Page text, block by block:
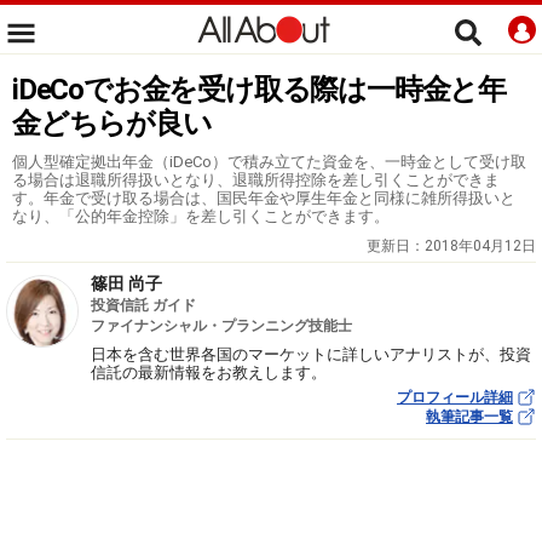
iDeCoでお金を受け取る際は一時金と年
金どちらが良い
個人型確定拠出年金（iDeCo）で積み立てた資金を、一時金として受け取
る場合は退職所得扱いとなり、退職所得控除を差し引くことができま
す。年金で受け取る場合は、国民年金や厚生年金と同様に雑所得扱いと
なり、「公的年金控除」を差し引くことができます。
更新日： 2018年04月12日
篠田 尚子
投資信託 ガイド
ファイナンシャル・プランニング技能士
日本を含む世界各国のマーケットに詳しいアナリストが、投資
信託の最新情報をお教えします。
プロフィール詳細
執筆記事一覧